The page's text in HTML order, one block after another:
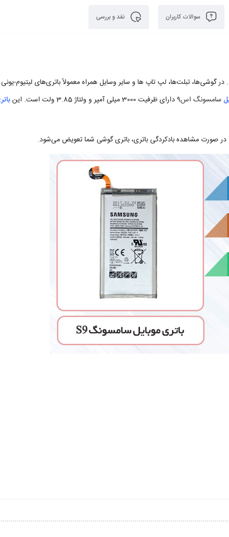
سوالات کاربران نقد و بررسی
گوشی‌ها، تبلت‌ها، لپ تاپ ها و سایر وسایل همراه معمولاً باتری‌های لیتیوم-یونی
سامسونگ اس9 دارای ظرفیت 3000 میلی آمپر و ولتاژ 3.85 ولت است. این